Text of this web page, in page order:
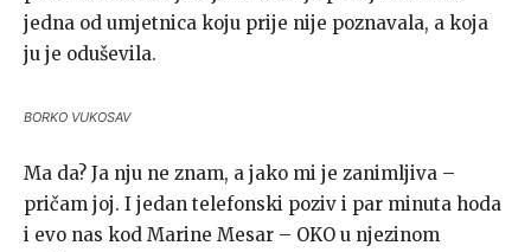
jedna od umjetnica koju prije nije poznavala, a koja
ju je oduševila.
BORKO VUKOSAV
Ma da? Ja nju ne znam, a jako mi je zanimljiva –
pričam joj. I jedan telefonski poziv i par minuta hoda
i evo nas kod Marine Mesar – OKO u njezinom